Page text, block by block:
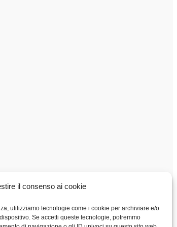
il consenso ai cookie
utilizziamo tecnologie come i cookie per archiviare e/o
Se accetti queste tecnologie, potremmo